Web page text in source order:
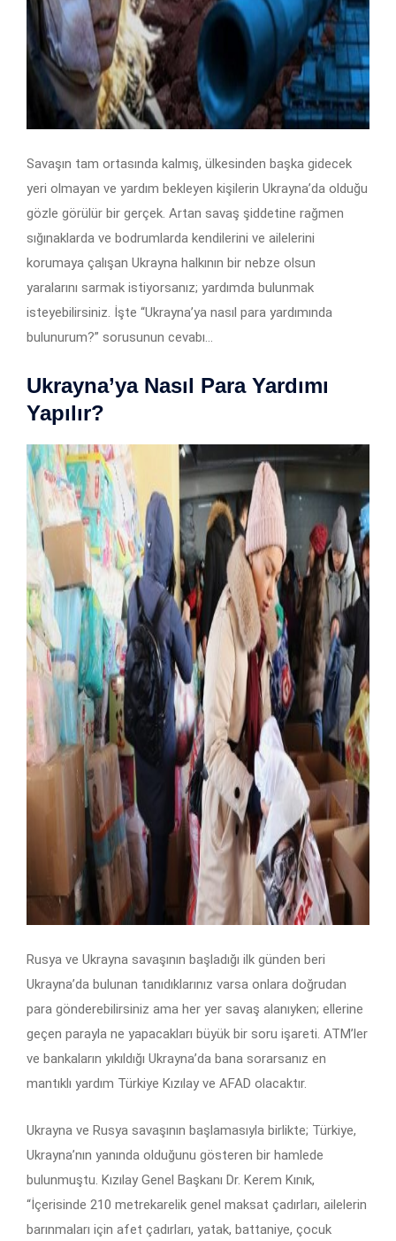
Savaşın tam ortasında kalmış, ülkesinden başka gidecek
yeri olmayan ve yardım bekleyen kişilerin Ukrayna’da olduğu
gözle görülür bir gerçek. Artan savaş şiddetine rağmen
sığınaklarda ve bodrumlarda kendilerini ve ailelerini
korumaya çalışan Ukrayna halkının bir nebze olsun
yaralarını sarmak istiyorsanız; yardımda bulunmak
isteyebilirsiniz. İşte “Ukrayna’ya nasıl para yardımında
bulunurum?” sorusunun cevabı…
Ukrayna’ya Nasıl Para Yardımı
Yapılır?
Rusya ve Ukrayna savaşının başladığı ilk günden beri
Ukrayna’da bulunan tanıdıklarınız varsa onlara doğrudan
para gönderebilirsiniz ama her yer savaş alanıyken; ellerine
geçen parayla ne yapacakları büyük bir soru işareti. ATM’ler
ve bankaların yıkıldığı Ukrayna’da bana sorarsanız en
mantıklı yardım Türkiye Kızılay ve AFAD olacaktır.
Ukrayna ve Rusya savaşının başlamasıyla birlikte; Türkiye,
Ukrayna’nın yanında olduğunu gösteren bir hamlede
bulunmuştu. Kızılay Genel Başkanı Dr. Kerem Kınık,
“İçerisinde 210 metrekarelik genel maksat çadırları, ailelerin
barınmaları için afet çadırları, yatak, battaniye, çocuk